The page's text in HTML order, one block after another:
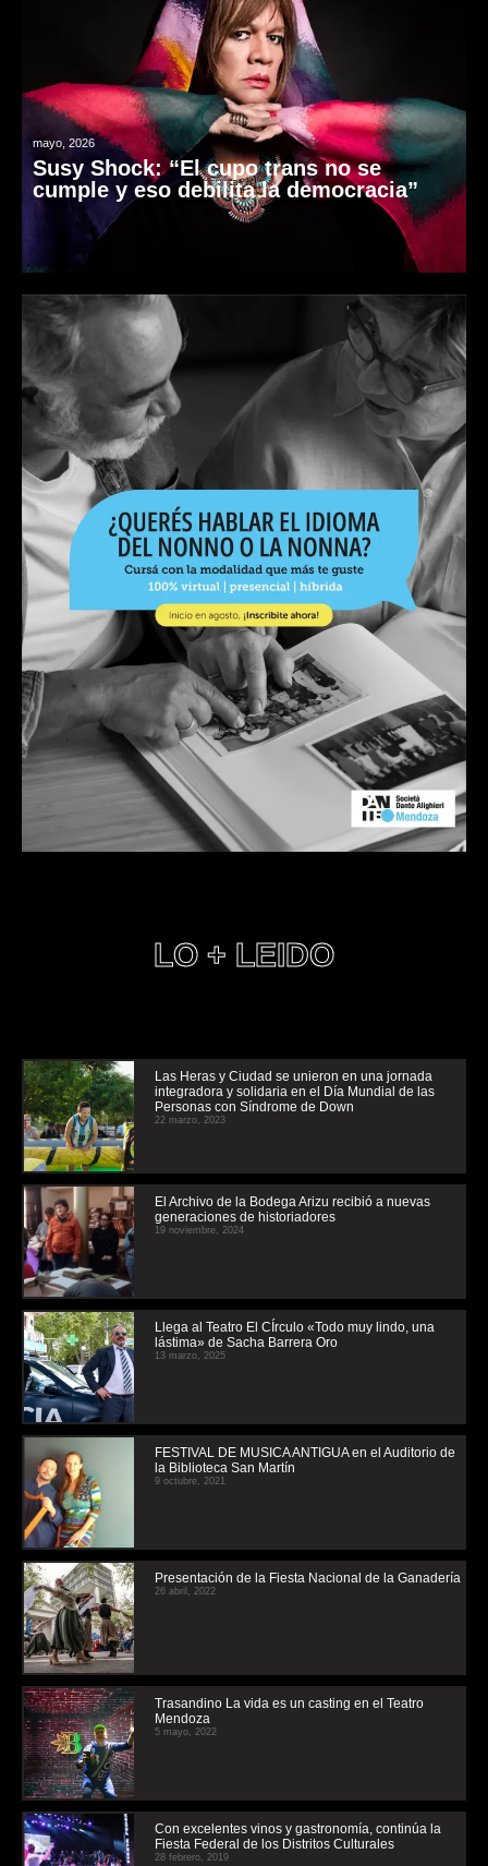
mayo, 2026
Susy Shock: “El cupo trans no se
cumple y eso debilita la democracia”
LO + LEIDO
Las Heras y Ciudad se unieron en una jornada
integradora y solidaria en el Día Mundial de las
Personas con Síndrome de Down
22 marzo, 2023
El Archivo de la Bodega Arizu recibió a nuevas
generaciones de historiadores
19 noviembre, 2024
Llega al Teatro El CÍrculo «Todo muy lindo, una
lástima» de Sacha Barrera Oro
13 marzo, 2025
FESTIVAL DE MUSICA ANTIGUA en el Auditorio de
la Biblioteca San Martín
9 octubre, 2021
Presentación de la Fiesta Nacional de la Ganadería
26 abril, 2022
Trasandino La vida es un casting en el Teatro
Mendoza
5 mayo, 2022
Con excelentes vinos y gastronomía, continúa la
Fiesta Federal de los Distritos Culturales
28 febrero, 2019